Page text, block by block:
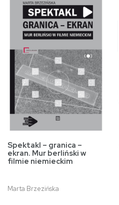
Spektakl – granica –
ekran. Mur berliński w
filmie niemieckim
Marta Brzezińska